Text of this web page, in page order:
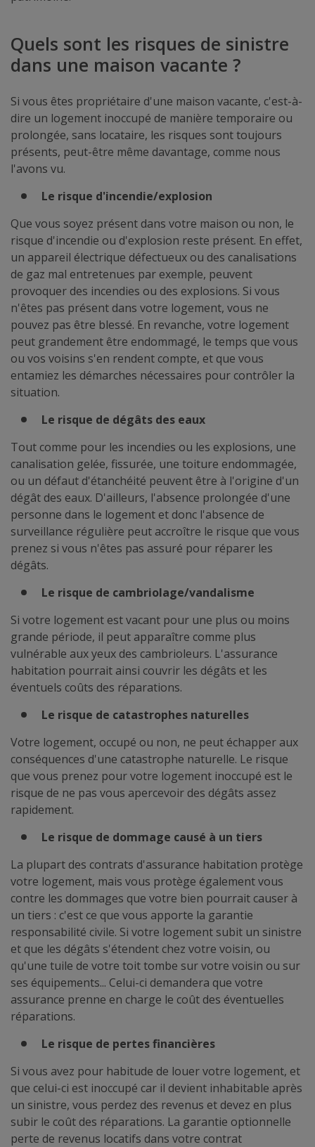
Quels sont les risques de sinistre
dans une maison vacante ?
Si vous êtes propriétaire d'une maison vacante, c'est-à-
dire un logement inoccupé de manière temporaire ou
prolongée, sans locataire, les risques sont toujours
présents, peut-être même davantage, comme nous
l'avons vu.
Le risque d'incendie/explosion
Que vous soyez présent dans votre maison ou non, le
risque d'incendie ou d'explosion reste présent. En effet,
un appareil électrique défectueux ou des canalisations
de gaz mal entretenues par exemple, peuvent
provoquer des incendies ou des explosions. Si vous
n'êtes pas présent dans votre logement, vous ne
pouvez pas être blessé. En revanche, votre logement
peut grandement être endommagé, le temps que vous
ou vos voisins s'en rendent compte, et que vous
entamiez les démarches nécessaires pour contrôler la
situation.
Le risque de dégâts des eaux
Tout comme pour les incendies ou les explosions, une
canalisation gelée, fissurée, une toiture endommagée,
ou un défaut d'étanchéité peuvent être à l'origine d'un
dégât des eaux. D'ailleurs, l'absence prolongée d'une
personne dans le logement et donc l'absence de
surveillance régulière peut accroître le risque que vous
prenez si vous n'êtes pas assuré pour réparer les
dégâts.
Le risque de cambriolage/vandalisme
Si votre logement est vacant pour une plus ou moins
grande période, il peut apparaître comme plus
vulnérable aux yeux des cambrioleurs. L'assurance
habitation pourrait ainsi couvrir les dégâts et les
éventuels coûts des réparations.
Le risque de catastrophes naturelles
Votre logement, occupé ou non, ne peut échapper aux
conséquences d'une catastrophe naturelle. Le risque
que vous prenez pour votre logement inoccupé est le
risque de ne pas vous apercevoir des dégâts assez
rapidement.
Le risque de dommage causé à un tiers
La plupart des contrats d'assurance habitation protège
votre logement, mais vous protège également vous
contre les dommages que votre bien pourrait causer à
un tiers : c'est ce que vous apporte la garantie
responsabilité civile. Si votre logement subit un sinistre
et que les dégâts s'étendent chez votre voisin, ou
qu'une tuile de votre toit tombe sur votre voisin ou sur
ses équipements... Celui-ci demandera que votre
assurance prenne en charge le coût des éventuelles
réparations.
Le risque de pertes financières
Si vous avez pour habitude de louer votre logement, et
que celui-ci est inoccupé car il devient inhabitable après
un sinistre, vous perdez des revenus et devez en plus
subir le coût des réparations. La garantie optionnelle
perte de revenus locatifs dans votre contrat